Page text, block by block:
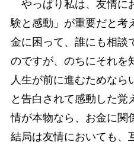
やっぱり私は、友情に
験と感動」が重要だと考
金に困って、誰にも相談
のですが、のちにそれを
人生が前に進むためなら
と告白されて感動した覚
情が本物なら、お金に関
結局は友情においても、